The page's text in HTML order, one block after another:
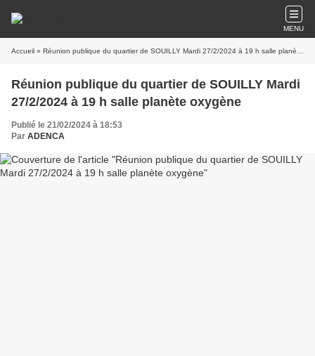
MENU
Accueil » Réunion publique du quartier de SOUILLY Mardi 27/2/2024 à 19 h salle planète oxygène
Réunion publique du quartier de SOUILLY Mardi
27/2/2024 à 19 h salle planète oxygène
Publié le 21/02/2024 à 18:53
Par ADENCA